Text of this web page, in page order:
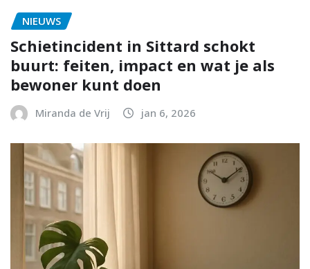
NIEUWS
Schietincident in Sittard schokt
buurt: feiten, impact en wat je als
bewoner kunt doen
Miranda de Vrij jan 6, 2026